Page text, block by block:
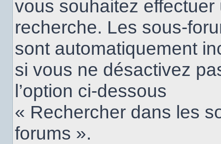
vous souhaitez effectuer
recherche. Les sous-
sont automatiquement
si vous ne désactivez
l’option ci-dessous
« Rechercher dans les
forums ».